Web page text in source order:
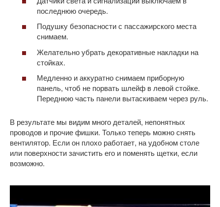
последнюю очередь.
Подушку безопасности с пассажирского места
снимаем.
Желательно убрать декоративные накладки на
стойках.
Медленно и аккуратно снимаем приборную
панель, чтоб не порвать шлейф в левой стойке.
Переднюю часть панели вытаскиваем через руль.
В результате мы видим много деталей, непонятных
проводов и прочие фишки. Только теперь можно снять
вентилятор. Если он плохо работает, на удобном столе
или поверхности зачистить его и поменять щетки, если
возможно.